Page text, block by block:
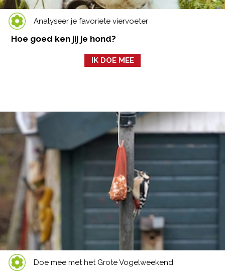
Analyseer je favoriete viervoeter
Hoe goed ken jij je hond?
IK DOE MEE
Doe mee met het Grote Vogelweekend